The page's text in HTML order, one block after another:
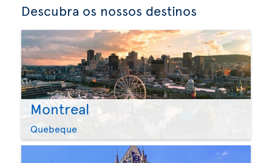
Descubra os nossos destinos
Montreal
Quebeque